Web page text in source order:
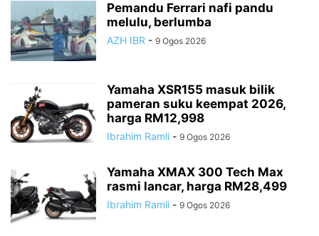
Pemandu Ferrari nafi pandu
melulu, berlumba
AZH IBR - 9 Ogos 2026
Yamaha XSR155 masuk bilik
pameran suku keempat 2026,
harga RM12,998
Ibrahim Ramli - 9 Ogos 2026
Yamaha XMAX 300 Tech Max
rasmi lancar, harga RM28,499
Ibrahim Ramli - 9 Ogos 2026